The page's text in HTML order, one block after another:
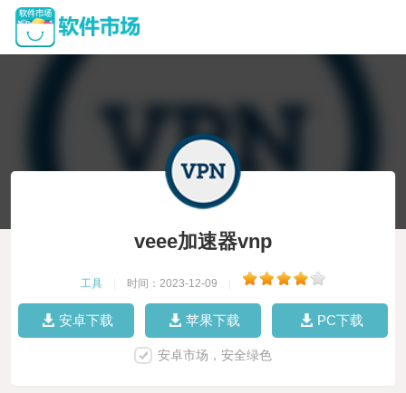
veee加速器vnp
工具 时间：2023-12-09
安卓下载 苹果下载 PC下载
安卓市场，安全绿色